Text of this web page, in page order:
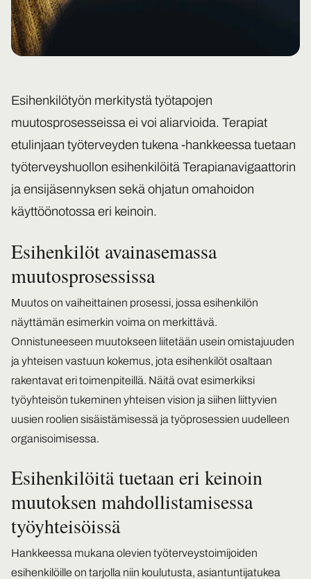
Esihenkilötyön merkitystä työtapojen
muutosprosesseissa ei voi aliarvioida. Terapiat
etulinjaan työterveyden tukena -hankkeessa tuetaan
työterveyshuollon esihenkilöitä Terapianavigaattorin
ja ensijäsennyksen sekä ohjatun omahoidon
käyttöönotossa eri keinoin.
Esihenkilöt avainasemassa
muutosprosessissa
Muutos on vaiheittainen prosessi, jossa esihenkilön
näyttämän esimerkin voima on merkittävä.
Onnistuneeseen muutokseen liitetään usein omistajuuden
ja yhteisen vastuun kokemus, jota esihenkilöt osaltaan
rakentavat eri toimenpiteillä. Näitä ovat esimerkiksi
työyhteisön tukeminen yhteisen vision ja siihen liittyvien
uusien roolien sisäistämisessä ja työprosessien uudelleen
organisoimisessa.
Esihenkilöitä tuetaan eri keinoin
muutoksen mahdollistamisessa
työyhteisöissä
Hankkeessa mukana olevien työterveystoimijoiden
esihenkilöille on tarjolla niin koulutusta, asiantuntijatukea